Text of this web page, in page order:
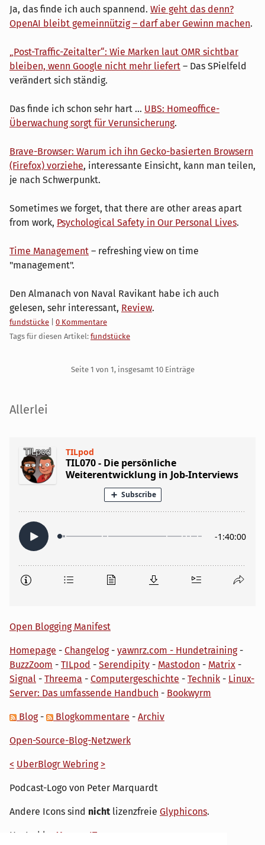
Ja, das finde ich auch spannend. Wie geht das denn?
OpenAI bleibt gemeinnützig – darf aber Gewinn machen.
„Post-Traffic-Zeitalter“: Wie Marken laut OMR sichtbar
bleiben, wenn Google nicht mehr liefert – Das SPielfeld
verändert sich ständig.
Das finde ich schon sehr hart … UBS: Homeoffice-
Überwachung sorgt für Verunsicherung.
Brave-Browser: Warum ich ihn Gecko-basierten Browsern
(Firefox) vorziehe, interessante Einsicht, kann man teilen,
je nach Schwerpunkt.
Sometimes we forget, that there are other areas apart
from work, Psychological Safety in Our Personal Lives.
Time Management – refreshing view on time
"management".
Den Almanach von Naval Ravikant habe ich auch
gelesen, sehr interessant, Review.
Kategorien:
fundstücke
0 Kommentare
Tags für diesen Artikel: fundstücke
Seite 1 von 1, insgesamt 10 Einträge
Seitenleiste
Allerlei
Open Blogging Manifest
Homepage - Changelog- yawnrz.com - Hundetraining-
BuzzZoom - TILpod - Serendipity - Mastodon - Matrix -
Signal - Threema - Computergeschichte - Technik - Linux-
Server: Das umfassende Handbuch - Bookwyrm
Blog- Blogkommentare - Archiv
Open-Source-Blog-Netzwerk
< UberBlogr Webring >
Podcast-Logo von Peter Marquardt
Andere Icons sind nicht lizenzfreie Glyphicons.
Hosted by My own IT.